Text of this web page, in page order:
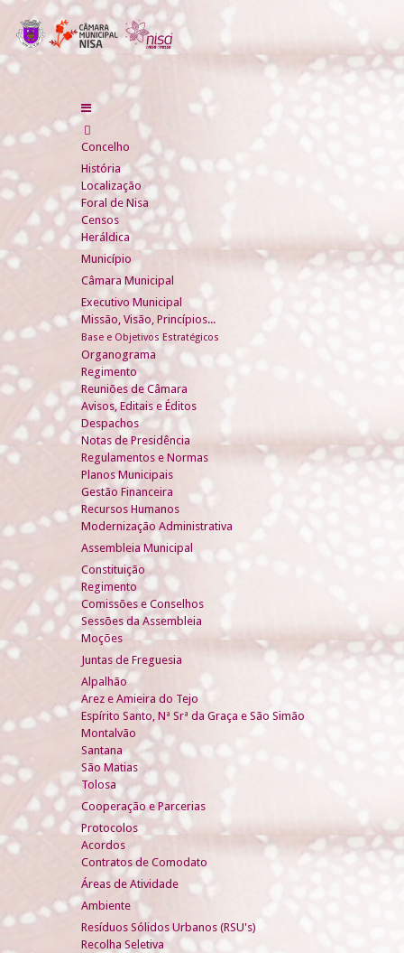
Concelho
História
Localização
Foral de Nisa
Censos
Heráldica
Município
Câmara Municipal
Executivo Municipal
Missão, Visão, Princípios...
Base e Objetivos Estratégicos
Organograma
Regimento
Reuniões de Câmara
Avisos, Editais e Éditos
Despachos
Notas de Presidência
Regulamentos e Normas
Planos Municipais
Gestão Financeira
Recursos Humanos
Modernização Administrativa
Assembleia Municipal
Constituição
Regimento
Comissões e Conselhos
Sessões da Assembleia
Moções
Juntas de Freguesia
Alpalhão
Arez e Amieira do Tejo
Espírito Santo, Nª Srª da Graça e São Simão
Montalvão
Santana
São Matias
Tolosa
Cooperação e Parcerias
Protocolos
Acordos
Contratos de Comodato
Áreas de Atividade
Ambiente
Resíduos Sólidos Urbanos (RSU's)
Recolha Seletiva